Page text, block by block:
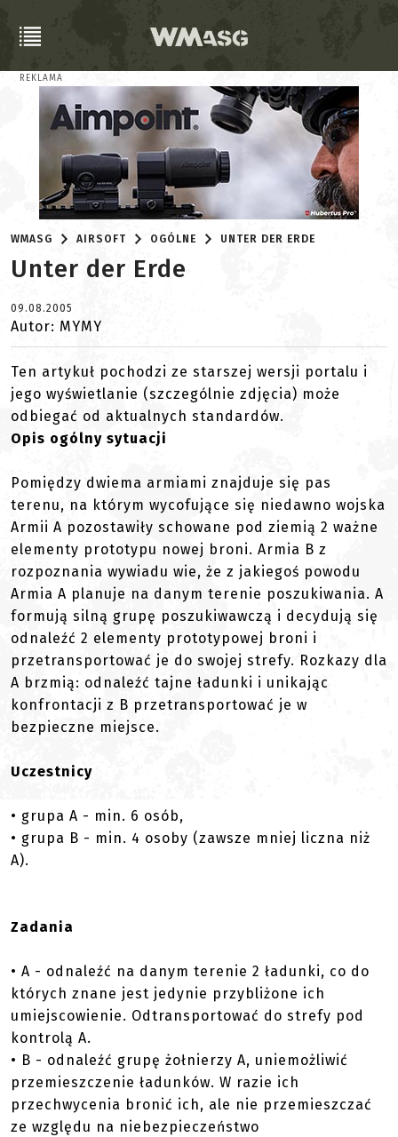
REKLAMA
WMASG AIRSOFT OGÓLNE UNTER DER ERDE
Unter der Erde
09.08.2005
Autor: MYMY
Ten artykuł pochodzi ze starszej wersji portalu i
jego wyświetlanie (szczególnie zdjęcia) może
odbiegać od aktualnych standardów.
Opis ogólny sytuacji
Pomiędzy dwiema armiami znajduje się pas
terenu, na którym wycofujące się niedawno wojska
Armii A pozostawiły schowane pod ziemią 2 ważne
elementy prototypu nowej broni. Armia B z
rozpoznania wywiadu wie, że z jakiegoś powodu
Armia A planuje na danym terenie poszukiwania. A
formują silną grupę poszukiwawczą i decydują się
odnaleźć 2 elementy prototypowej broni i
przetransportować je do swojej strefy. Rozkazy dla
A brzmią: odnaleźć tajne ładunki i unikając
konfrontacji z B przetransportować je w
bezpieczne miejsce.
Uczestnicy
• grupa A - min. 6 osób,
• grupa B - min. 4 osoby (zawsze mniej liczna niż
A).
Zadania
• A - odnaleźć na danym terenie 2 ładunki, co do
których znane jest jedynie przybliżone ich
umiejscowienie. Odtransportować do strefy pod
kontrolą A.
• B - odnaleźć grupę żołnierzy A, uniemożliwić
przemieszczenie ładunków. W razie ich
przechwycenia bronić ich, ale nie przemieszczać
ze względu na niebezpieczeństwo